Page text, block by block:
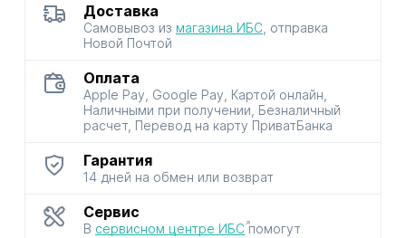
Доставка
Самовывоз из магазина ИБС , отправка
Новой Почтой
Оплата
Apple Pay, Google Pay, Картой онлайн,
Наличными при получении, Безналичный
расчет, Перевод на карту ПриватБанка
Гарантия
14 дней на обмен или возврат
Сервис
В сервисном центре ИБСпомогут